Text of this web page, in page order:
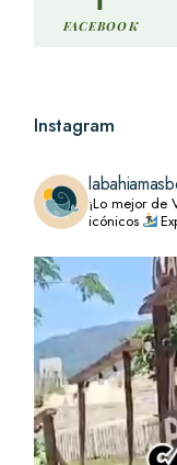
FACEBOOK
Instagram
¡Lo mejor de
icónicos